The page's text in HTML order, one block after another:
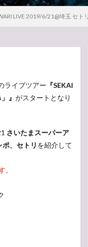
LIVE 2019/6/21@埼玉 セ
ライブツアー 『SEKAI
』 がスタートとなり
さいたまスーパーア
ポ、セトリ を紹介して